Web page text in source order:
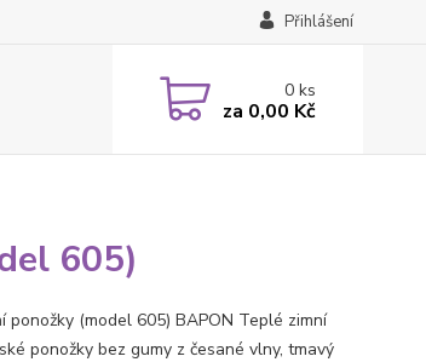
Přihlášení
0ks
za 0,00 Kč
605)
ponožky (model 605) BAPON Teplé zimní
ponožky bez gumy z česané vlny, tmavý